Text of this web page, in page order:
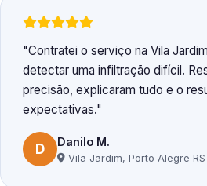
Contratei o serviço na Vila
detectar uma infiltração difícil.
precisão, explicaram tudo e o
expectativas.
D Danilo M.
Vila Jardim, Porto Alegre‑RS